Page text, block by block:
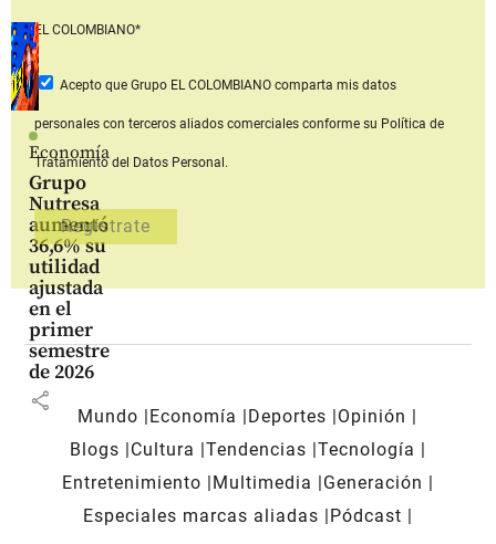
Economía
Grupo
Nutresa
aumentó
36,6% su
utilidad
ajustada
en el
primer
semestre
de 2026
share
EL COLOMBIANO*
Acepto que Grupo EL COLOMBIANOcomparta mis datos
personales con terceros aliados comerciales conforme su Política de
Tratamiento del Datos Personal.
Mundo Economía Deportes
Opinión
Blogs
Cultura Tendencias Tecnología
Entretenimiento
Multimedia
Generación
Especiales marcas aliadas
Pódcast